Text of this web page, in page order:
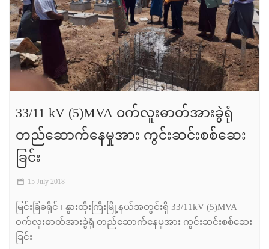
33/11 kV (5)MVA ၀က်လူးဓာတ်အားခွဲရုံ
တည်ဆောက်နေမှုအား ကွင်းဆင်းစစ်ဆေး
ခြင်း
15 July 2018
မြင်းခြံခရိုင် ၊ နွားထိုးကြီးမြို့နယ်အတွင်းရှိ 33/11kV (5)MVA
၀က်လူးဓာတ်အားခွဲရုံ တည်ဆောက်နေမှုအား ကွင်းဆင်းစစ်ဆေး
ခြင်း